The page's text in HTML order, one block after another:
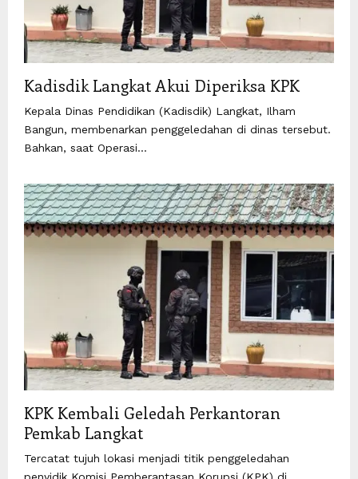
Kadisdik Langkat Akui Diperiksa KPK
Kepala Dinas Pendidikan (Kadisdik) Langkat, Ilham
Bangun, membenarkan penggeledahan di dinas tersebut.
Bahkan, saat Operasi...
KPK Kembali Geledah Perkantoran
Pemkab Langkat
Tercatat tujuh lokasi menjadi titik penggeledahan